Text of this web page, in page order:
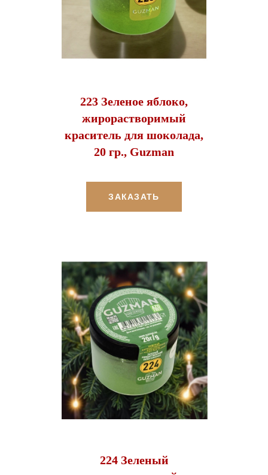
223 Зеленое яблоко,
жирорастворимый
краситель для шоколада,
20 гр., Guzman
ЗАКАЗАТЬ
224 Зеленый